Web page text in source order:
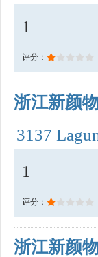
1
评分：
浙江新颜
3137
1
评分：
浙江新颜